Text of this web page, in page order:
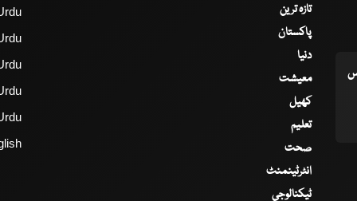
تازہ ترین
پاکستان
دنیا
معیشت
کھیل
تعلیم
صحت
انٹرٹینمنٹ
ٹیکنالوجی